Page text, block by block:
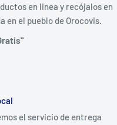
en linea y recójalos en
en el pueblo de Orocovis.
el servicio de entrega